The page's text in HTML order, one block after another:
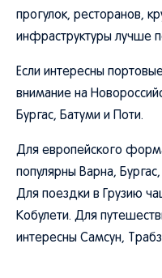
прогулок, ресторанов,
инфраструктуры лучше
Если интересны
внимание на
Бургас, Батуми и Поти.
Для европейского
популярны Варна,
Для поездки в Грузию
Кобулети. Для
интересны Самсун,